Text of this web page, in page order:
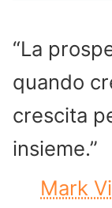
“La
quando
crescita
insieme.”
Mark